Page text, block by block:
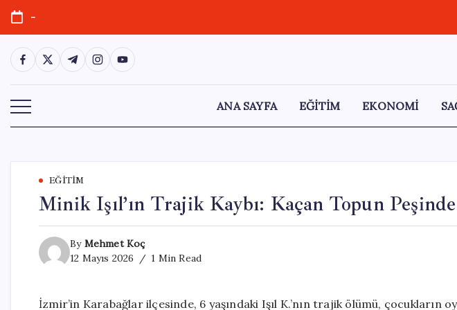
Skip
content
-
https://www.facebook.com/
https://twitter.com/
https://t.me/
https://www.instagram.com/
https://youtube.com/
ANA SAYFA EĞİTİM EKONOMİ
EĞITIM
Minik Işıl’ın Trajik Kaybı: Kaçan Topun
By Mehmet Koç
12 Mayıs 2026
1 Min Read
İzmir’in Karabağlar ilçesinde, 6 yaşındaki Işıl K.’nın trajik ölümü, çocukların